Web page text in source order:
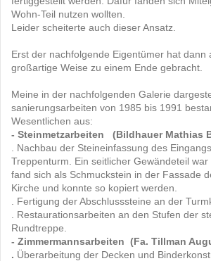
Wohn-Teil nutzen wollten.
Leider scheiterte auch dieser Ansatz.
Erst der nachfolgende Eigentümer hat dann
großartige Weise zu einem Ende gebracht.
Meine in der nachfolgenden Galerie
sanierungsarbeiten von 1985 bis 1991
Wesentlichen aus:
- Steinmetzarbeiten (Bildhauer Mathias
. Nachbau der Steineinfassung des
Treppenturm. Ein seitlicher Gewändeteil
fand sich als Schmuckstein in der Fassade
Kirche und konnte so kopiert werden.
. Fertigung der Abschlusssteine an der
. Restaurationsarbeiten an den Stufen der
Rundtreppe.
- Zimmermannsarbeiten (Fa. Tillman
. Überarbeitung der Decken und